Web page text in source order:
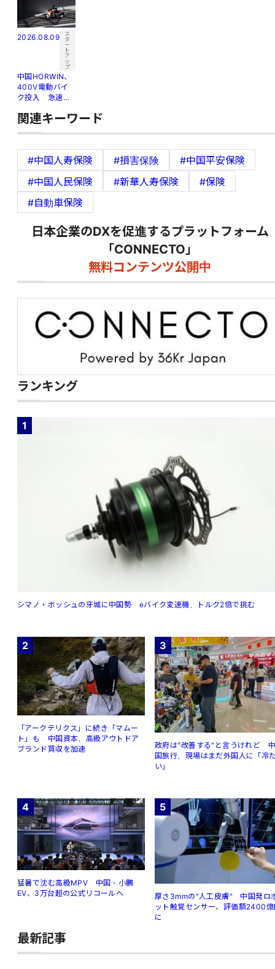
2026.08.09
ス
タ
ー
ト
ア
ッ
プ
中国HORWIN、
400V電動バイ
ク投入 急速充
う
関連キーワード
#中国人寿保険 #損害保険
#中国平安保険
#中国人民保険
#新華人寿保険
#保険
#自動車保険
日本企業のDXを促進するプラットフォーム
「CONNECTO」
無料コンテンツ公開中
ランキング
1
シマノ・ボッシュの牙城に中国勢 eバイク変速機、トルク2倍で挑む
2
「アークテリクス」に続き「マムー
ト」も 中国資本、高級アウトドア
ブランド買収を加速
3
政府は"改善する"と言うけれど
国旅行、現場はまだ外国人に「冷
い」
4
猛暑で沈む高級MPV 中国・小鵬
EV、3万台超の公式リコールへ
5
厚さ3mmの"人工皮膚" 中国発ロ
ット触覚センサー、評価額2400
に
最新記事